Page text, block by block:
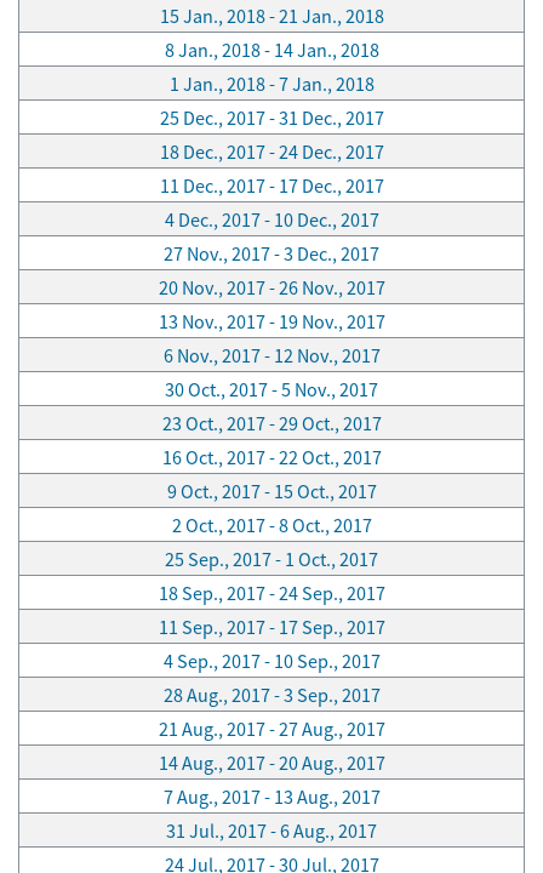
15 Jan., 2018 - 21 Jan., 2018
8 Jan., 2018 - 14 Jan., 2018
1 Jan., 2018 - 7 Jan., 2018
25 Dec., 2017 - 31 Dec., 2017
18 Dec., 2017 - 24 Dec., 2017
11 Dec., 2017 - 17 Dec., 2017
4 Dec., 2017 - 10 Dec., 2017
27 Nov., 2017 - 3 Dec., 2017
20 Nov., 2017 - 26 Nov., 2017
13 Nov., 2017 - 19 Nov., 2017
6 Nov., 2017 - 12 Nov., 2017
30 Oct., 2017 - 5 Nov., 2017
23 Oct., 2017 - 29 Oct., 2017
16 Oct., 2017 - 22 Oct., 2017
9 Oct., 2017 - 15 Oct., 2017
2 Oct., 2017 - 8 Oct., 2017
25 Sep., 2017 - 1 Oct., 2017
18 Sep., 2017 - 24 Sep., 2017
11 Sep., 2017 - 17 Sep., 2017
4 Sep., 2017 - 10 Sep., 2017
28 Aug., 2017 - 3 Sep., 2017
21 Aug., 2017 - 27 Aug., 2017
14 Aug., 2017 - 20 Aug., 2017
7 Aug., 2017 - 13 Aug., 2017
31 Jul., 2017 - 6 Aug., 2017
24 Jul., 2017 - 30 Jul., 2017